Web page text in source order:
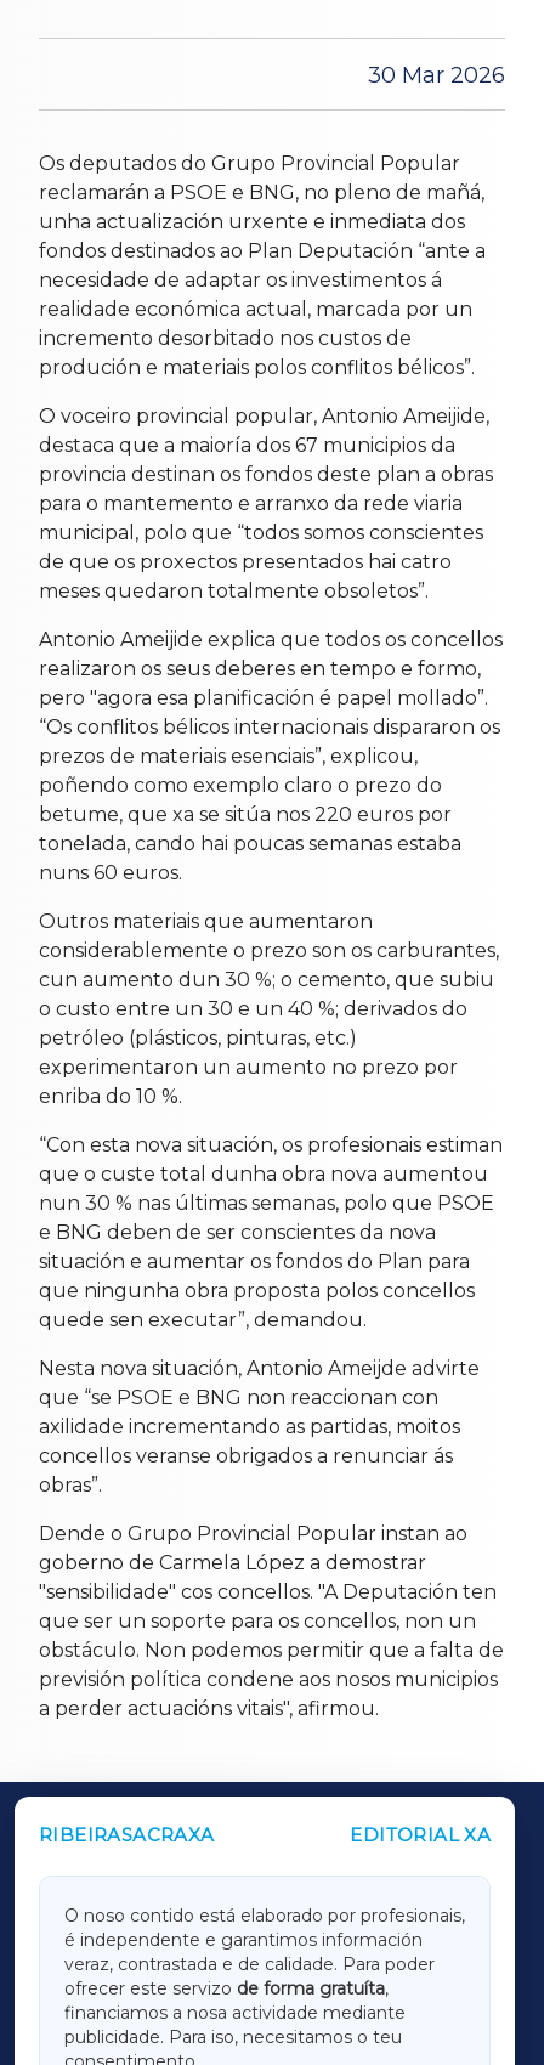
30 Mar 2026
Os deputados do Grupo Provincial Popular
reclamarán a PSOE e BNG, no pleno de mañá,
unha actualización urxente e inmediata dos
fondos destinados ao Plan Deputación “ante a
necesidade de adaptar os investimentos á
realidade económica actual, marcada por un
incremento desorbitado nos custos de
produción e materiais polos conflitos bélicos”.
O voceiro provincial popular, Antonio Ameijide,
destaca que a maioría dos 67 municipios da
provincia destinan os fondos deste plan a obras
para o mantemento e arranxo da rede viaria
municipal, polo que “todos somos conscientes
de que os proxectos presentados hai catro
meses quedaron totalmente obsoletos”.
Antonio Ameijide explica que todos os concellos
realizaron os seus deberes en tempo e formo,
pero "agora esa planificación é papel mollado”.
“Os conflitos bélicos internacionais dispararon os
prezos de materiais esenciais”, explicou,
poñendo como exemplo claro o prezo do
betume, que xa se sitúa nos 220 euros por
tonelada, cando hai poucas semanas estaba
nuns 60 euros.
Outros materiais que aumentaron
considerablemente o prezo son os carburantes,
cun aumento dun 30 %; o cemento, que subiu
o custo entre un 30 e un 40 %; derivados do
petróleo (plásticos, pinturas, etc.)
experimentaron un aumento no prezo por
enriba do 10 %.
“Con esta nova situación, os profesionais estiman
que o custe total dunha obra nova aumentou
nun 30 % nas últimas semanas, polo que PSOE
e BNG deben de ser conscientes da nova
situación e aumentar os fondos do Plan para
que ningunha obra proposta polos concellos
quede sen executar”, demandou.
Nesta nova situación, Antonio Ameijde advirte
que “se PSOE e BNG non reaccionan con
axilidade incrementando as partidas, moitos
concellos veranse obrigados a renunciar ás
obras”.
Dende o Grupo Provincial Popular instan ao
goberno de Carmela López a demostrar
"sensibilidade" cos concellos. "A Deputación ten
que ser un soporte para os concellos, non un
obstáculo. Non podemos permitir que a falta de
previsión política condene aos nosos municipios
a perder actuacións vitais", afirmou.
RIBEIRASACRAXA EDITORIAL XA
O noso contido está elaborado por profesionais,
é independente e garantimos información
veraz, contrastada e de calidade. Para poder
ofrecer este servizo de forma gratuíta,
financiamos a nosa actividade mediante
publicidade. Para iso, necesitamos o teu
OUTROS PERIÓDICOS
LUGOXA
TERRACHAXA